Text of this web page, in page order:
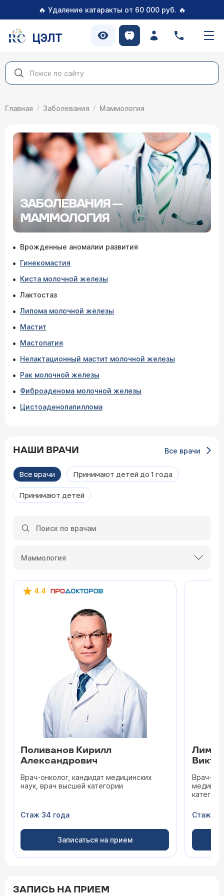
🔥 Удаление катаракты от 60 000 руб. 🔥
ЦЭЛТ
Главная Заболевания Маммология
ЗАБОЛЕВАНИЯ —
МАММОЛОГИЯ
Врожденные аномалии развития
Гинекомастия
Киста молочной железы
Лактостаз
Липома молочной железы
Мастит
Мастопатия
Нелактационный мастит молочной железы
Рак молочной железы
Фиброаденома молочной железы
Цистоаденопапиллома
НАШИ ВРАЧИ Все врачи
Все врачи Принимают детей до 1 года
Принимают детей
Маммология
4.4
Поливанов Кирилл
Александрович
Врач-онколог, кандидат медицинских
наук, врач высшей категории
Стаж 34 года
Записаться на прием
Врач-
Стаж 24
ЗАПИСЬ НА ПРИЕМ